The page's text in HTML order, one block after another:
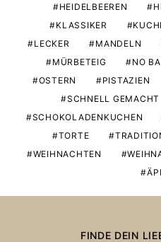
HEIDELBEEREN
KLASSIKER
LECKER
MANDELN
MÜRBETEIG
NO
OSTERN
PISTAZIEN
SCHNELL GEMACHT
SCHOKOLADENKUCHEN
TORTE
WEIHNACHTEN
FINDE DEIN